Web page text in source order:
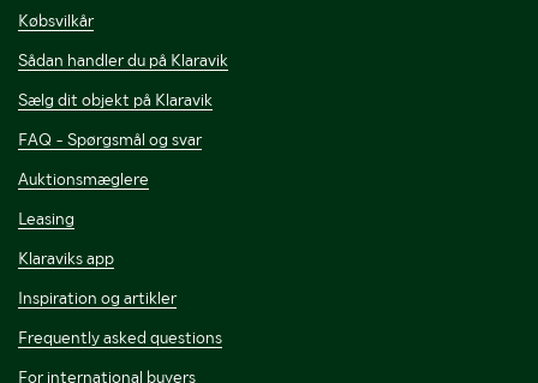
Købsvilkår
Sådan handler du på Klaravik
Sælg dit objekt på Klaravik
FAQ - Spørgsmål og svar
Auktionsmæglere
Leasing
Klaraviks app
Inspiration og artikler
Frequently asked questions
For international buyers